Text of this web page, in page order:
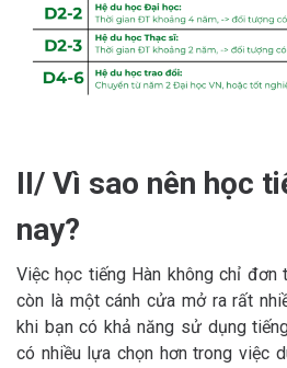
II/ Vì sao nên học
nay?
Việc học tiếng Hàn không chỉ đơn
còn là một cánh cửa mở ra rất
khi bạn có khả năng sử dụng
có nhiều lựa chọn hơn trong việc